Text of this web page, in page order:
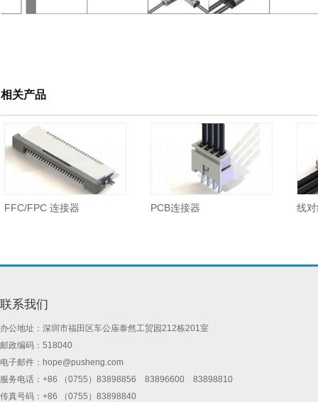
相关产品
FFC/FPC 连接器 PCB连接器 线
联系我们
办公地址：深圳市福田区车公庙泰然工贸园212栋201室
邮政编码：518040
电子邮件： hope@pusheng.com
服务电话：+86 （0755）83898856 83896600 83898810
传真号码：+86 （0755）83898840